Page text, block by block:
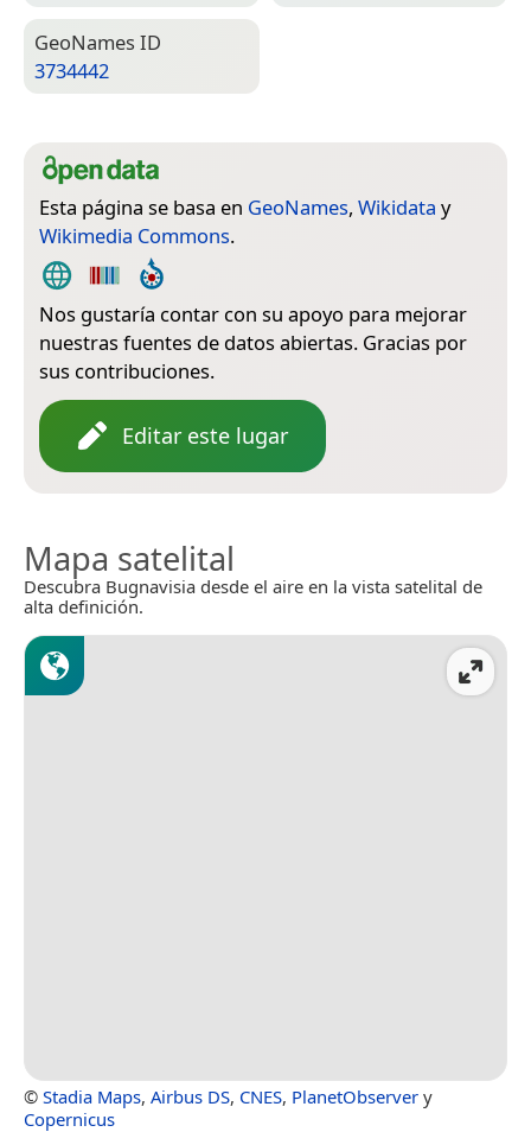
Geo­Names ID
3734442
Esta página se basa en GeoNames, Wikidata y
Wikimedia Commons.
Nos gustaría contar con su apoyo para mejorar
nuestras fuentes de datos abiertas. Gracias por
sus contribuciones.
Editar este lugar
Mapa satelital
Descubra Bugnavisia desde el aire en la vista satelital de
alta definición.
© Stadia Maps, Airbus DS, CNES, PlanetObserver y
Copernicus